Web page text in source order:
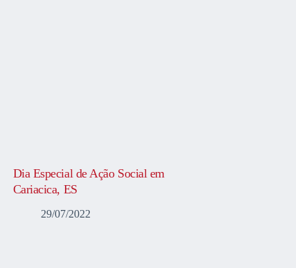
Dia Especial de Ação Social em
Cariacica, ES
29/07/2022